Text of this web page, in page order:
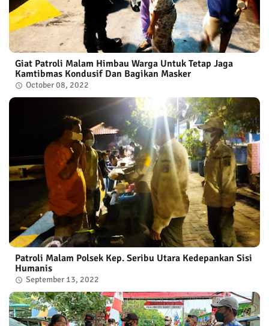
Giat Patroli Malam Himbau Warga Untuk Tetap Jaga
Kamtibmas Kondusif Dan Bagikan Masker
October 08, 2022
Patroli Malam Polsek Kep. Seribu Utara Kedepankan Sisi
Humanis
September 13, 2022